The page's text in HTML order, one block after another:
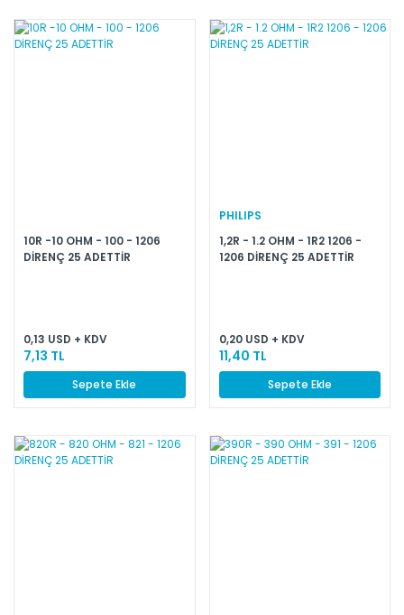
10R -10 OHM - 100 - 1206
DİRENÇ 25 ADETTİR
0,13 USD + KDV
7,13 TL
Sepete Ekle
PHILIPS
1,2R - 1.2 OHM - 1R2 1206 -
1206 DİRENÇ 25 ADETTİR
0,20 USD + KDV
11,40 TL
Sepete Ekle